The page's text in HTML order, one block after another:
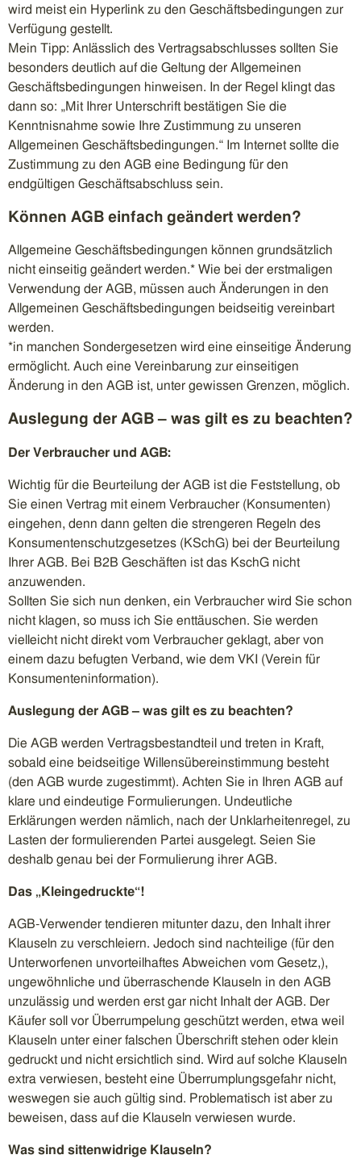
wird meist ein Hyperlink zu den Geschäftsbedingungen zur
Verfügung gestellt.
Mein Tipp: Anlässlich des Vertragsabschlusses sollten Sie
besonders deutlich auf die Geltung der Allgemeinen
Geschäftsbedingungen hinweisen. In der Regel klingt das
dann so: „Mit Ihrer Unterschrift bestätigen Sie die
Kenntnisnahme sowie Ihre Zustimmung zu unseren
Allgemeinen Geschäftsbedingungen.“ Im Internet sollte die
Zustimmung zu den AGB eine Bedingung für den
endgültigen Geschäftsabschluss sein.
Können AGB einfach geändert werden?
Allgemeine Geschäftsbedingungen können grundsätzlich
nicht einseitig geändert werden.* Wie bei der erstmaligen
Verwendung der AGB, müssen auch Änderungen in den
Allgemeinen Geschäftsbedingungen beidseitig vereinbart
werden.
*in manchen Sondergesetzen wird eine einseitige Änderung
ermöglicht. Auch eine Vereinbarung zur einseitigen
Änderung in den AGB ist, unter gewissen Grenzen, möglich.
Auslegung der AGB – was gilt es zu beachten?
Der Verbraucher und AGB:
Wichtig für die Beurteilung der AGB ist die Feststellung, ob
Sie einen Vertrag mit einem Verbraucher (Konsumenten)
eingehen, denn dann gelten die strengeren Regeln des
Konsumentenschutzgesetzes (KSchG) bei der Beurteilung
Ihrer AGB. Bei B2B Geschäften ist das KschG nicht
anzuwenden.
Sollten Sie sich nun denken, ein Verbraucher wird Sie schon
nicht klagen, so muss ich Sie enttäuschen. Sie werden
vielleicht nicht direkt vom Verbraucher geklagt, aber von
einem dazu befugten Verband, wie dem VKI (Verein für
Konsumenteninformation).
Auslegung der AGB – was gilt es zu beachten?
Die AGB werden Vertragsbestandteil und treten in Kraft,
sobald eine beidseitige Willensübereinstimmung besteht
(den AGB wurde zugestimmt). Achten Sie in Ihren AGB auf
klare und eindeutige Formulierungen. Undeutliche
Erklärungen werden nämlich, nach der Unklarheitenregel, zu
Lasten der formulierenden Partei ausgelegt. Seien Sie
deshalb genau bei der Formulierung ihrer AGB.
Das „Kleingedruckte“!
AGB-Verwender tendieren mitunter dazu, den Inhalt ihrer
Klauseln zu verschleiern. Jedoch sind nachteilige (für den
Unterworfenen unvorteilhaftes Abweichen vom Gesetz,),
ungewöhnliche und überraschende Klauseln in den AGB
unzulässig und werden erst gar nicht Inhalt der AGB. Der
Käufer soll vor Überrumpelung geschützt werden, etwa weil
Klauseln unter einer falschen Überschrift stehen oder klein
gedruckt und nicht ersichtlich sind. Wird auf solche Klauseln
extra verwiesen, besteht eine Überrumplungsgefahr nicht,
weswegen sie auch gültig sind. Problematisch ist aber zu
beweisen, dass auf die Klauseln verwiesen wurde.
Was sind sittenwidrige Klauseln?